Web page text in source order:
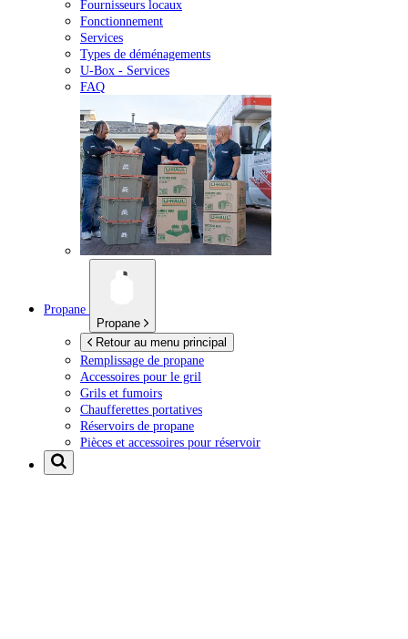
Fournisseurs locaux
Fonctionnement
Services
Types de déménagements
U-Box - Services
FAQ
Propane
Propane
Retour au menu principal
Remplissage de propane
Accessoires pour le gril
Grils et fumoirs
Chaufferettes portatives
Réservoirs de propane
Pièces et accessoires pour réservoir